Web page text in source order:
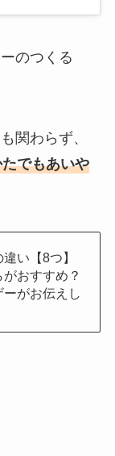
のつくる
関わらず、
でもあいや
い【8つ】
おすすめ？
がお伝えし